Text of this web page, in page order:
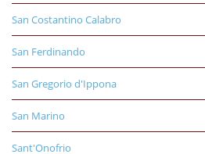
San Costantino Calabro
San Ferdinando
San Gregorio d'Ippona
San Marino
Sant'Onofrio